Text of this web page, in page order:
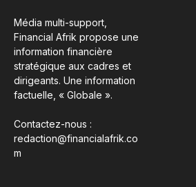
Média multi-support,
Financial Afrik propose une
information financière
stratégique aux cadres et
dirigeants. Une information
factuelle, « Globale ».
Contactez-nous :
redaction@financialafrik.co
m